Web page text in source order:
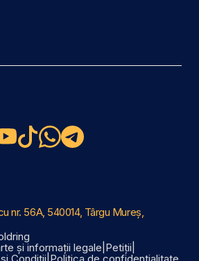
nr. 56A, 540014, Târgu Mureș,
și informații legale Petiții